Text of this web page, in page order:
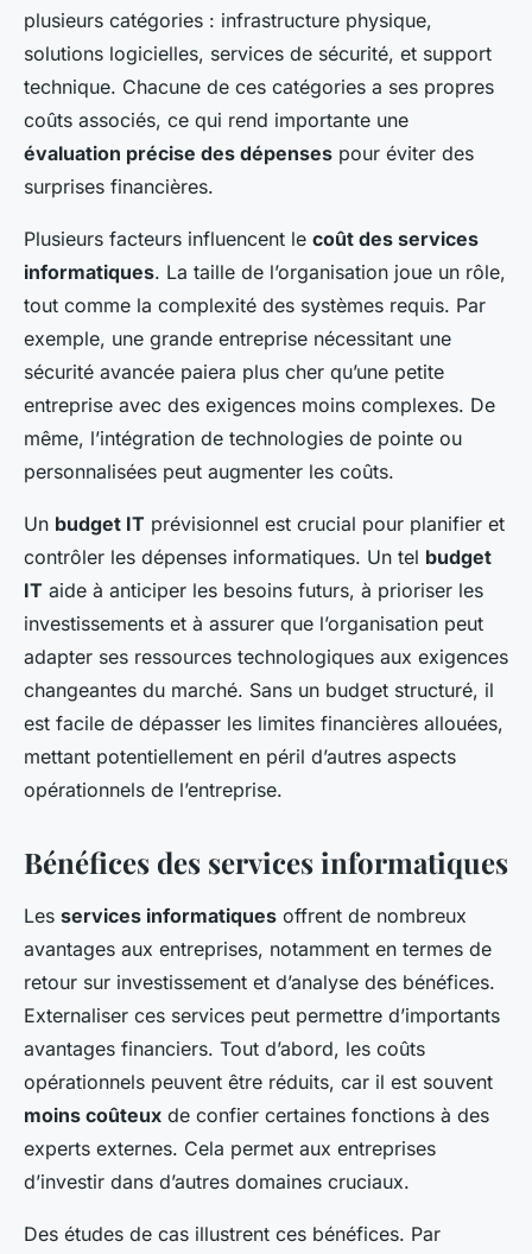
plusieurs catégories : infrastructure physique,
solutions logicielles, services de sécurité, et support
technique. Chacune de ces catégories a ses propres
coûts associés, ce qui rend importante une
évaluation précise des dépenses pour éviter des
surprises financières.
Plusieurs facteurs influencent le coût des services
informatiques. La taille de l’organisation joue un rôle,
tout comme la complexité des systèmes requis. Par
exemple, une grande entreprise nécessitant une
sécurité avancée paiera plus cher qu’une petite
entreprise avec des exigences moins complexes. De
même, l’intégration de technologies de pointe ou
personnalisées peut augmenter les coûts.
Un budget IT prévisionnel est crucial pour planifier et
contrôler les dépenses informatiques. Un tel budget
IT aide à anticiper les besoins futurs, à prioriser les
investissements et à assurer que l’organisation peut
adapter ses ressources technologiques aux exigences
changeantes du marché. Sans un budget structuré, il
est facile de dépasser les limites financières allouées,
mettant potentiellement en péril d’autres aspects
opérationnels de l’entreprise.
Bénéfices des services informatiques
Les services informatiques offrent de nombreux
avantages aux entreprises, notamment en termes de
retour sur investissement et d’analyse des bénéfices.
Externaliser ces services peut permettre d’importants
avantages financiers. Tout d’abord, les coûts
opérationnels peuvent être réduits, car il est souvent
moins coûteux de confier certaines fonctions à des
experts externes. Cela permet aux entreprises
d’investir dans d’autres domaines cruciaux.
Des études de cas illustrent ces bénéfices. Par